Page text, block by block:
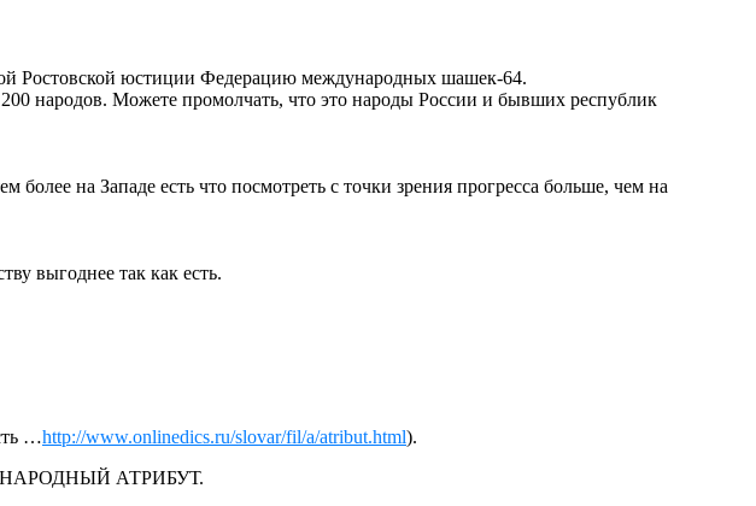
Ростовской юстиции Федерацию международных шашек-64.
народов. Можете промолчать, что это народы России и бывших республик
на Западе есть что посмотреть с точки зрения прогресса больше, чем на
выгоднее так как есть.
…http://www.onlinedics.ru/slovar/fil/a/atribut.html).
АТРИБУТ.